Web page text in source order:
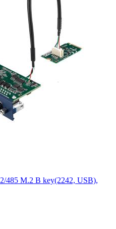
485 M.2 B key(2242, USB),